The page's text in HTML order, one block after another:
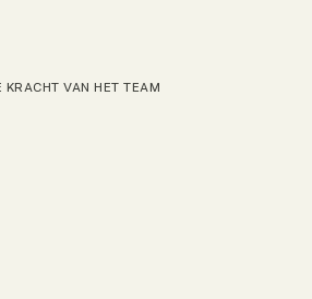
KRACHT VAN HET TEAM